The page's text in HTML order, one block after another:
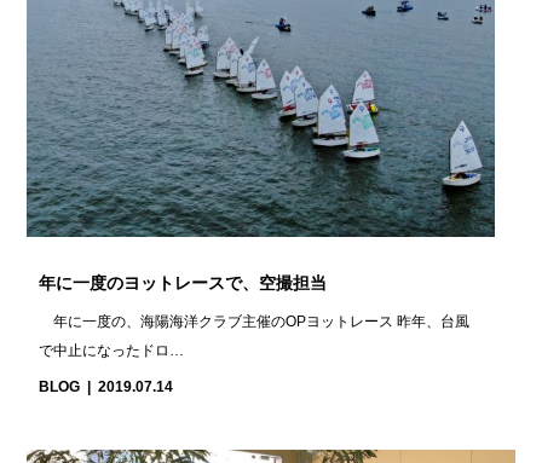
年に一度のヨットレースで、空撮担当
年に一度の、海陽海洋クラブ主催のOPヨットレース 昨年、台風
で中止になったドロ…
BLOG 2019.07.14